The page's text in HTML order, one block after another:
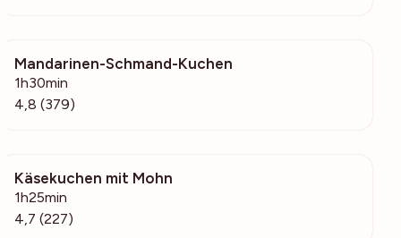
Mandarinen-Schmand-Kuchen
1h30min
4,8 (379)
Käsekuchen mit Mohn
1h25min
4,7 (227)